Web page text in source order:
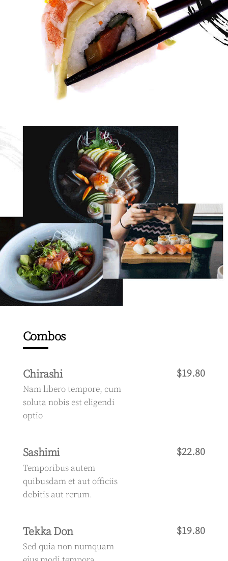
Combos
Chirashi
Nam libero tempore, cum
soluta nobis est eligendi
optio
$19.80
Sashimi
Temporibus autem
quibusdam et aut officiis
debitis aut rerum.
$22.80
Tekka Don
Sed quia non numquam
$19.80